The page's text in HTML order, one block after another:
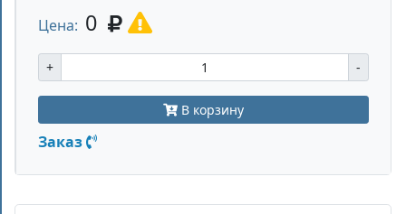
Цена: 0
+ -
В корзину
Заказ